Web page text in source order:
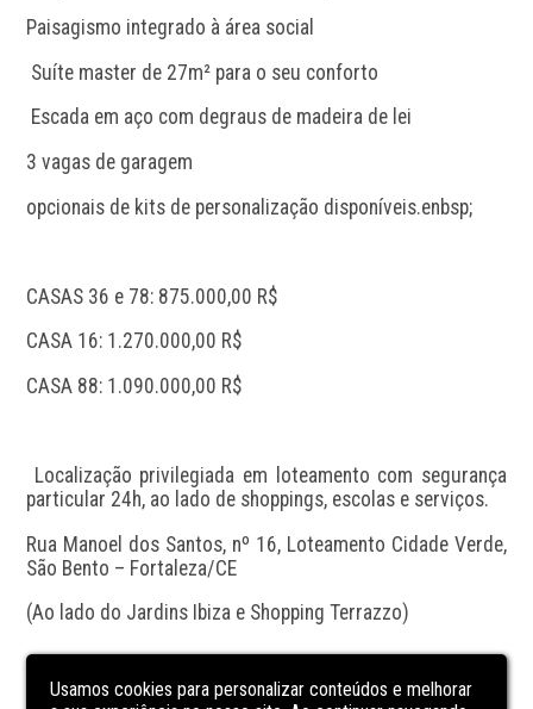
Paisagismo integrado à área social
Suíte master de 27m² para o seu conforto
Escada em aço com degraus de madeira de lei
3 vagas de garagem
opcionais de kits de personalização disponíveis.enbsp;
CASAS 36 e 78: 875.000,00 R$
CASA 16: 1.270.000,00 R$
CASA 88: 1.090.000,00 R$
particular 24h, ao lado de shoppings, escolas e serviços.
Rua Manoel dos Santos, nº 16, Loteamento Cidade Verde,
São Bento – Fortaleza/CE
(Ao lado do Jardins Ibiza e Shopping Terrazzo)
CARACTERÍSTICAS DA UNIDADE
Usamos cookies para personalizar conteúdos e melhorar